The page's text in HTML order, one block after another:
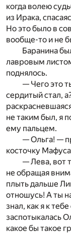
когда волею
из Ирака,
Но это было в
вообще-то и не
Баранина
лавровым
поднялось.
— Чего это
сердитый стал,
не таким был, я
ему пальцем.
— Ольга! —
косточку
— Лева, вот
не обращая
плыть дальше
отношусь! А ты
знал, как я к
заспотыкалась
какое бы такое